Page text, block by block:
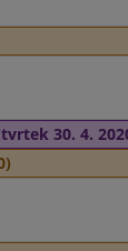
30. 4.